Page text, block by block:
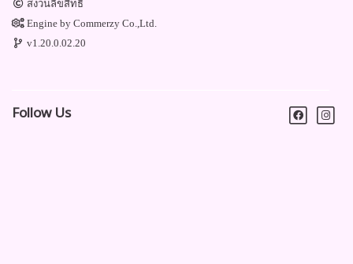
สงวนลิขสิทธิ์
Engine byCommerzy Co.,Ltd.
v1.20.0.02.20
Follow Us